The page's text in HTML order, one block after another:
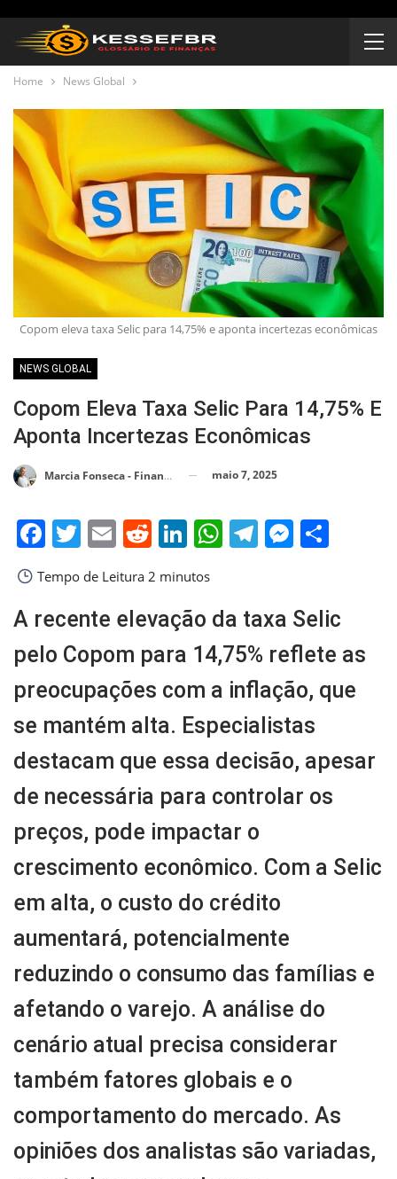
Home News Global
Copom eleva taxa Selic para 14,75% e aponta incertezas econômicas
NEWS GLOBAL
Copom Eleva Taxa Selic Para 14,75% E
Aponta Incertezas Econômicas
Marcia Fonseca - Financial Consultant maio 7, 2025
Facebook
Twitter
EmailReddit
LinkedIn
WhatsApp
Telegram
Tempo de Leitura 2 minutos
A recente elevação da taxa Selic
pelo Copom para 14,75% reflete as
preocupações com a inflação, que
se mantém alta. Especialistas
destacam que essa decisão, apesar
de necessária para controlar os
preços, pode impactar o
crescimento econômico. Com a Selic
em alta, o custo do crédito
aumentará, potencialmente
reduzindo o consumo das famílias e
afetando o varejo. A análise do
cenário atual precisa considerar
também fatores globais e o
comportamento do mercado. As
opiniões dos analistas são variadas,